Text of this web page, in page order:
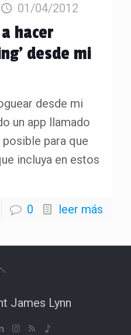
01/04/2012
hacer
desde mi
desde mi
un app llamado
para que
incluya en estos
0 leer más
James Lynn